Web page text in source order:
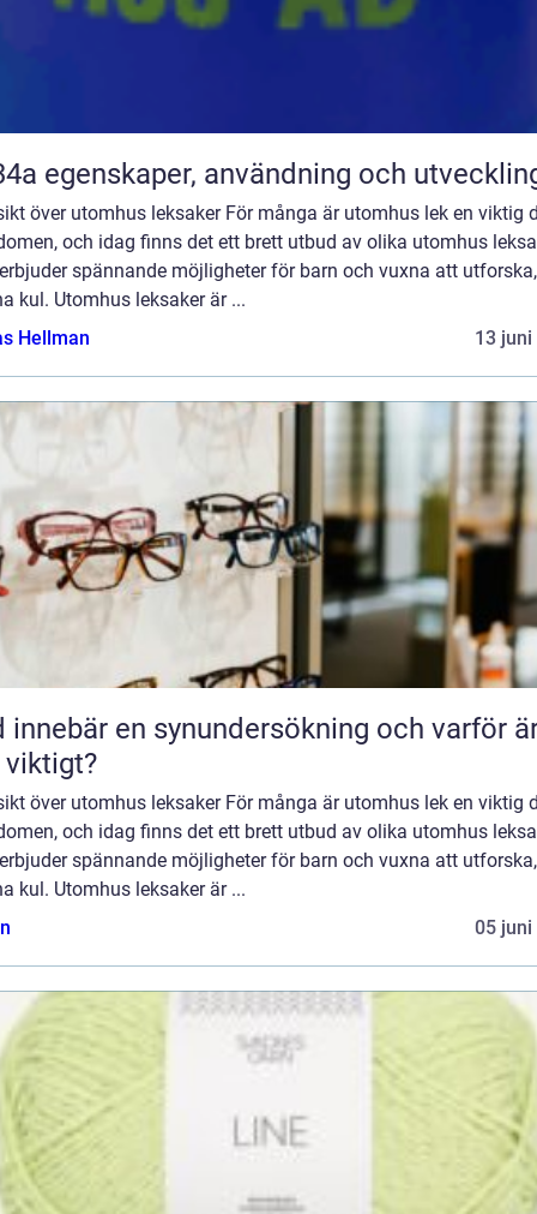
R134a egenskaper, användning och
över utomhus leksaker För många är utomhus lek en viktig
och idag finns det ett brett utbud av olika utomhus
spännande möjligheter för barn och vuxna att
kul. Utomhus leksaker är ...
Hellman
13 juni
innebär en synundersökning och varför
över utomhus leksaker För många är utomhus lek en viktig
och idag finns det ett brett utbud av olika utomhus
spännande möjligheter för barn och vuxna att
kul. Utomhus leksaker är ...
05 juni